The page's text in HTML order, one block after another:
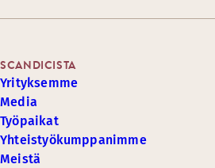
SCANDICISTA
Yrityksemme
Media
Työpaikat
Yhteistyökumppanimme
Meistä